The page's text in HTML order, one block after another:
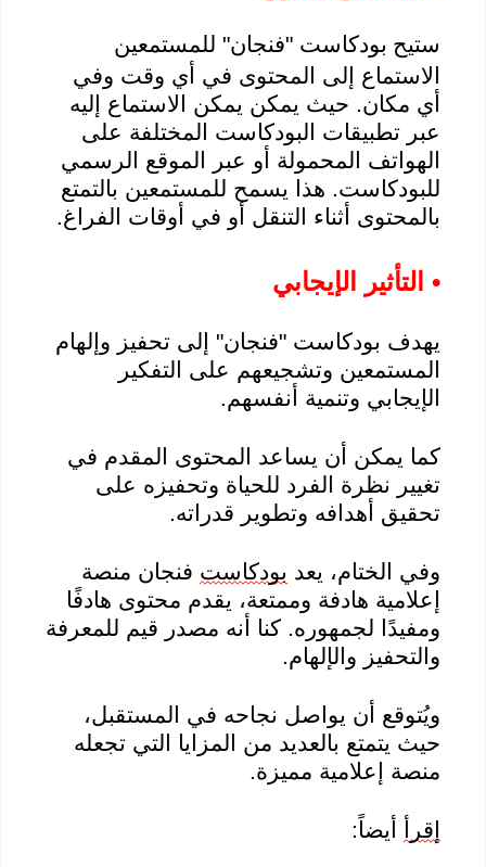
ستيح بودكاست "فنجان" للمستمعين
الاستماع إلى المحتوى في أي وقت وفي
أي مكان. حيث يمكن يمكن الاستماع إليه
عبر تطبيقات البودكاست المختلفة على
الهواتف المحمولة أو عبر الموقع الرسمي
للبودكاست. هذا يسمح للمستمعين بالتمتع
بالمحتوى أثناء التنقل أو في أوقات الفراغ.
• التأثير الإيجابي
يهدف بودكاست "فنجان" إلى تحفيز وإلهام
المستمعين وتشجيعهم على التفكير
الإيجابي وتنمية أنفسهم.
كما يمكن أن يساعد المحتوى المقدم في
تغيير نظرة الفرد للحياة وتحفيزه على
تحقيق أهدافه وتطوير قدراته.
وفي الختام، يعد بودكاست فنجان منصة
إعلامية هادفة وممتعة، يقدم محتوى هادفًا
ومفيدًا لجمهوره. كنا أنه مصدر قيم للمعرفة
والتحفيز والإلهام.
ويُتوقع أن يواصل نجاحه في المستقبل،
حيث يتمتع بالعديد من المزايا التي تجعله
منصة إعلامية مميزة.
إقرأ
أيضاً: